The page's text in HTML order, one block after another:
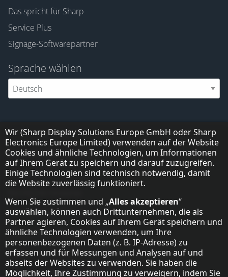
Das spricht für Sharp
Service Plus
Signage-Softwarepartner
Sprache wählen
Sharp Display Solutions
Impressum
Datenschutzerklärung
Cookie-Einstellungen
AGB
Sharp Europe (Sharp for Business)
Hinweis zum Datenschutz
Wir (Sharp Display Solutions Europe GmbH oder Sharp
Electronics Europe Limited) verwenden auf der Website
Cookies und ähnliche Technologien, um Informationen
auf Ihrem Gerät zu speichern und darauf zuzugreifen.
Einige Technologien sind technisch notwendig, damit
die Website zuverlässig funktioniert.
Wenn Sie zustimmen und „Alles akzeptieren“
auswählen, können auch Drittunternehmen, die als
Partner agieren, Cookies auf Ihrem Gerät speichern und
ähnliche Technologien verwenden, um Ihre
personenbezogenen Daten (z. B. IP-Adresse) zu
erfassen und für Messungen und Analysen auf und
abseits der Websites zu verwenden. Sie haben die
Möglichkeit, Ihre Zustimmung zu verweigern, indem Sie